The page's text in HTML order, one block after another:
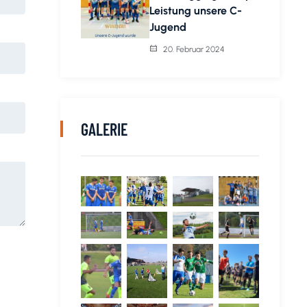
Leistung unsere C-
Jugend
20. Februar 2024
GALERIE